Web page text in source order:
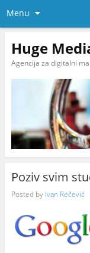
Menu
Huge
Agencija za digitalni
Poziv svim
Posted by Ivan Rečević